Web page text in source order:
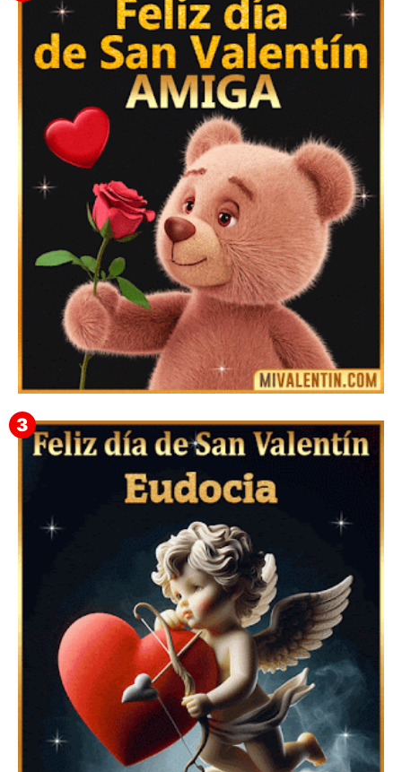
🎁 Imágenes Gif Personalizadas con Nombres para
San Valentín 2026 💘
Mensajes Tarjetas y GiF de San Valentín para Amigas